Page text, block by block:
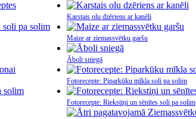
Karstais olu dzēriens ar kanēli
Maize ar ziemassvētku garšu
Āboli sniegā
Fotorecepte: Piparkūku mīkla soli pa solim
Fotorecepte: Riekstiņi un sēnītes soli pa solim